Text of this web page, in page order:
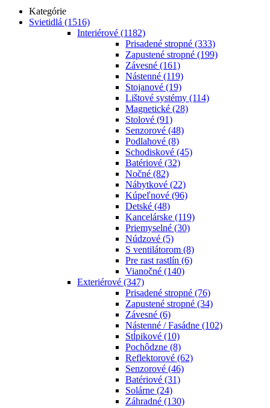
Kategórie
Svietidlá (1516)
Interiérové (1182)
Prisadené stropné (333)
Zapustené stropné (199)
Závesné (161)
Nástenné (119)
Stojanové (19)
Lištové systémy (114)
Magnetické (28)
Stolové (91)
Senzorové (48)
Podlahové (8)
Schodiskové (45)
Batériové (32)
Nočné (82)
Nábytkové (22)
Kúpeľnové (96)
Detské (48)
Kancelárske (119)
Priemyselné (30)
Núdzové (5)
S ventilátorom (8)
Pre rast rastlín (6)
Vianočné (140)
Exteriérové (347)
Prisadené stropné (76)
Zapustené stropné (34)
Závesné (6)
Nástenné / Fasádne (102)
Stĺpikové (10)
Pochôdzne (8)
Reflektorové (62)
Senzorové (46)
Batériové (31)
Solárne (24)
Záhradné (130)